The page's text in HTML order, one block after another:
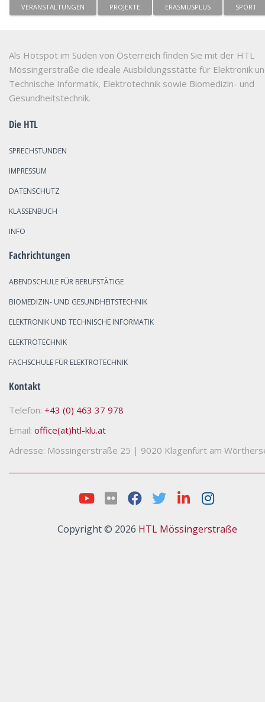
VERANSTALTUNGEN PROJEKTE ERASMUSPLUS SPORT
Als Hotspot im Süden von Österreich finden Sie mit der HTL
Mössingerstraße die ideale Ausbildungsstätte für Elektronik
Technische Informatik, Elektrotechnik sowie Biomedizin- und
Gesundheitstechnik.
Die HTL
SPRECHSTUNDEN
IMPRESSUM
DATENSCHUTZ
KLASSENBUCH
INFO
Fachrichtungen
ABENDSCHULE FÜR BERUFSTÄTIGE
BIOMEDIZIN- UND GESUNDHEITSTECHNIK
ELEKTRONIK UND TECHNISCHE INFORMATIK
ELEKTROTECHNIK
FACHSCHULE FÜR ELEKTROTECHNIK
Kontakt
Telefon: +43 (0) 463 37 978
Email: office(at)htl-klu.at
Adresse: Mössingerstraße 25 | 9020 Klagenfurt am
Copyright © 2026 HTL Mössingerstraße